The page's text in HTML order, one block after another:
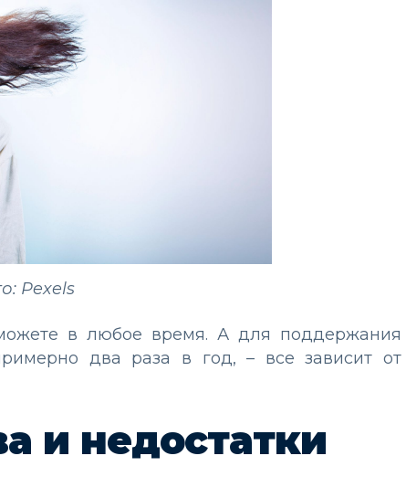
Pexels
в любое время. А для поддержания
два раза в год, – все зависит от
и недостатки